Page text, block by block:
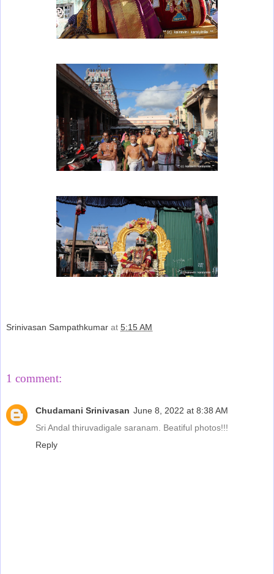
Srinivasan Sampathkumar at 5:15 AM
1 comment:
Chudamani Srinivasan June 8, 2022 at 8:38 AM
Sri Andal thiruvadigale saranam. Beatiful photos!!!
Reply